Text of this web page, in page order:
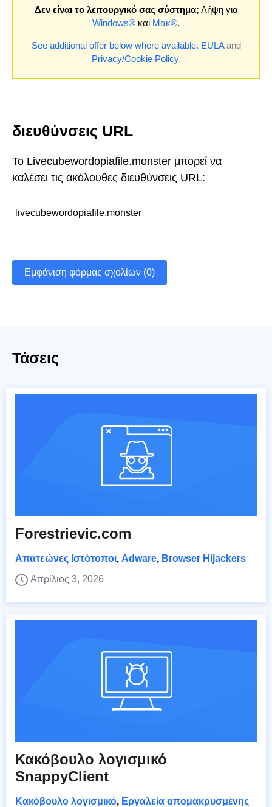
Δεν είναι το λειτουργικό σας σύστημα; Λήψη για
Windows® και Μακ®.
See additional offer below where available. EULAand
Privacy/Cookie Policy.
διευθύνσεις URL
Το Livecubewordopiafile.monster μπορεί να
καλέσει τις ακόλουθες διευθύνσεις URL:
livecubewordopiafile.monster
Εμφάνιση φόρμας σχολίων (0)
Τάσεις
Forestrievic.com
Απατεώνες Ιστότοποι, Adware, Browser Hijackers
Απρίλιος 3, 2026
Κακόβουλο λογισμικό
SnappyClient
Κακόβουλο λογισμικό, Εργαλεία απομακρυσμένης